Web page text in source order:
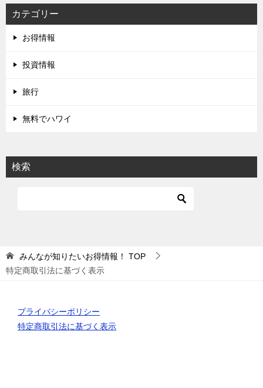
カテゴリー
お得情報
投資情報
旅行
無料でハワイ
検索
みんなが知りたいお得情報！
TOP
特定商取引法に基づく表示
プライバシーポリシー
特定商取引法に基づく表示